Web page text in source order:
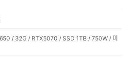
/ 32G / RTX5070 / SSD 1TB / 750W / 미